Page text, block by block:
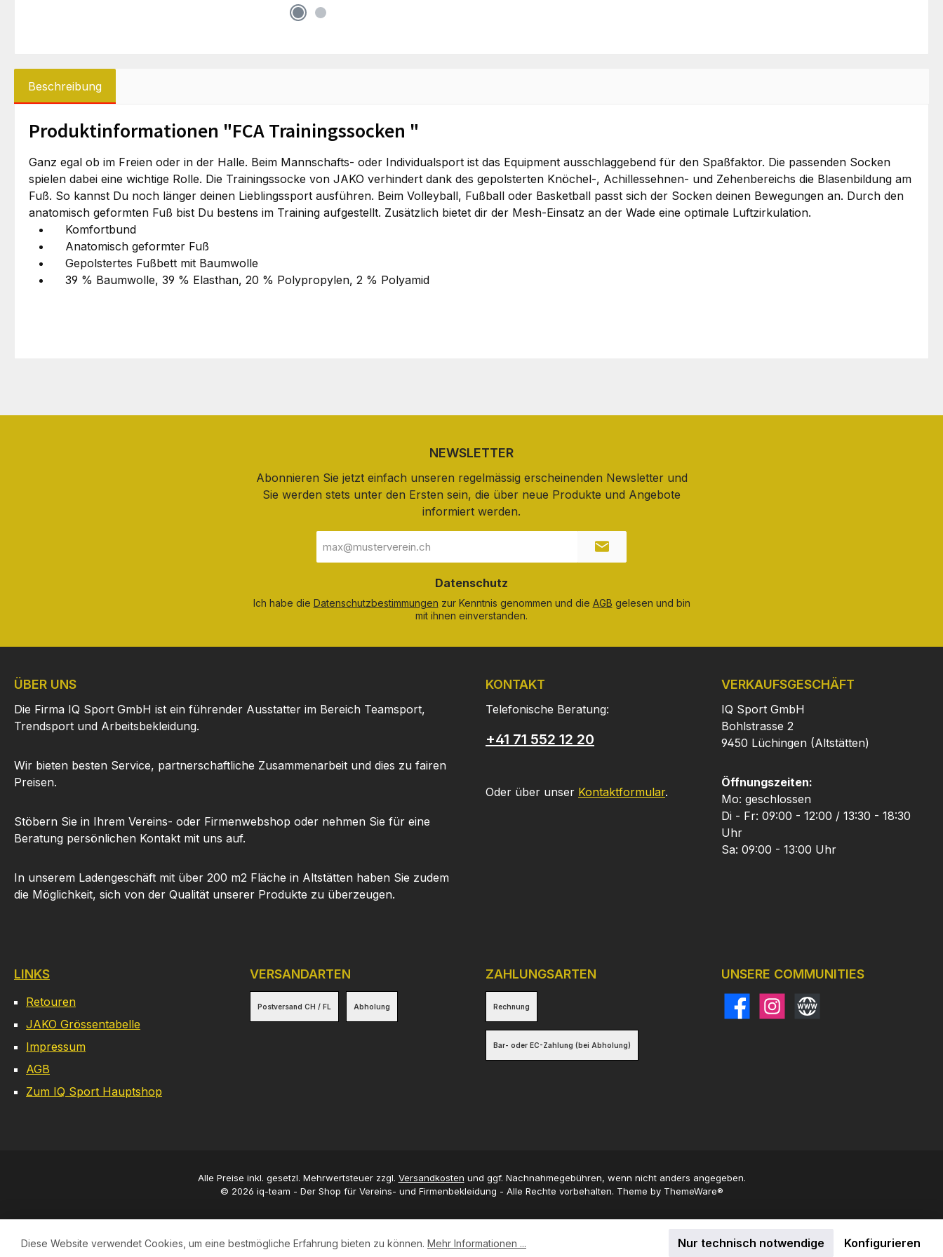
Beschreibung
Produktinformationen "FCA Trainingssocken "
Ganz egal ob im Freien oder in der Halle. Beim Mannschafts- oder Individualsport ist das Equipment ausschlaggebend für den Spaßfaktor. Die passenden Socken
spielen dabei eine wichtige Rolle. Die Trainingssocke von JAKO verhindert dank des gepolsterten Knöchel-, Achillessehnen- und Zehenbereichs die Blasenbildung am
Fuß. So kannst Du noch länger deinen Lieblingssport ausführen. Beim Volleyball, Fußball oder Basketball passt sich der Socken deinen Bewegungen an. Durch den
anatomisch geformten Fuß bist Du bestens im Training aufgestellt. Zusätzlich bietet dir der Mesh-Einsatz an der Wade eine optimale Luftzirkulation.
Komfortbund
Anatomisch geformter Fuß
Gepolstertes Fußbett mit Baumwolle
39 % Baumwolle, 39 % Elasthan, 20 % Polypropylen, 2 % Polyamid
NEWSLETTER
Abonnieren Sie jetzt einfach unseren regelmässig erscheinenden Newsletter und
Sie werden stets unter den Ersten sein, die über neue Produkte und Angebote
informiert werden.
Mail-
Adresse
Datenschutz
Ich habe die Datenschutzbestimmungen zur Kenntnis genommen und die AGB gelesen und bin
mit ihnen einverstanden.
ÜBER UNS
Die Firma IQ Sport GmbH ist ein führender Ausstatter im Bereich Teamsport,
Trendsport und Arbeitsbekleidung.
Wir bieten besten Service, partnerschaftliche Zusammenarbeit und dies zu fairen
Preisen.
Stöbern Sie in Ihrem Vereins- oder Firmenwebshop oder nehmen Sie für eine
Beratung persönlichen Kontakt mit uns auf.
In unserem Ladengeschäft mit über 200 m2 Fläche in Altstätten haben Sie zudem
die Möglichkeit, sich von der Qualität unserer Produkte zu überzeugen.
KONTAKT
Telefonische Beratung:
+41 71 552 12 20
Oder über unser Kontaktformular.
VERKAUFSGESCHÄFT
IQ Sport GmbH
Bohlstrasse 2
9450 Lüchingen (Altstätten)
Öffnungszeiten:
Mo: geschlossen
Di - Fr: 09:00 - 12:00 / 13:30 - 18:30
Uhr
Sa: 09:00 - 13:00 Uhr
LINKS
Retouren
JAKO Grössentabelle
Impressum
AGB
Zum IQ Sport Hauptshop
VERSANDARTEN
Postversand CH / FL Abholung
ZAHLUNGSARTEN
Rechnung
Bar- oder EC-Zahlung (bei Abholung)
UNSERE COMMUNITIES
FacebookInstagramWebsite
Alle Preise inkl. gesetzl. Mehrwertsteuer zzgl. Versandkosten und ggf. Nachnahmegebühren, wenn nicht anders angegeben.
© 2026 iq-team - Der Shop für Vereins- und Firmenbekleidung - Alle Rechte vorbehalten. Theme by ThemeWare®
Diese Website verwendet Cookies, um eine bestmögliche Erfahrung bieten zu können. Mehr Informationen ... Nur technisch notwendige Konfigurieren